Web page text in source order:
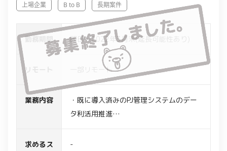
上場企業 B to B 長期案件
勤務期間 即日～2022年3月末(延長可能性あり)
リモート 一部リモート
業務内容
・既に導入済みのPJ管理システムのデー
タ利活用推進
求めるス
-